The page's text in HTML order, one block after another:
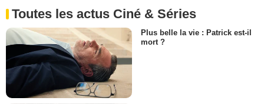
Toutes les actus Ciné & Séries
Plus belle la vie : Patrick est-il
mort ?